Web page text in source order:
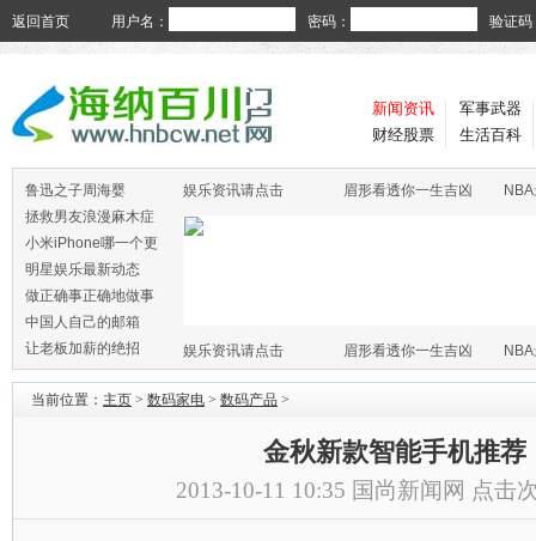
返回首页 用户名： 密码： 验证码
新闻资讯
财经股票
军事武器
生活百科
鲁迅之子周海婴
拯救男友浪漫麻木症
小米iPhone哪一个更
火
明星娱乐最新动态
做正确事正确地做事
中国人自己的邮箱
让老板加薪的绝招
娱乐资讯请点击 眉形看透你一生吉凶
娱乐资讯请点击 眉形看透你一生吉凶
当前位置： 主页 > 数码家电 > 数码产品 >
金秋新款智能手机推荐
2013-10-11 10:35 国尚新闻网 点击